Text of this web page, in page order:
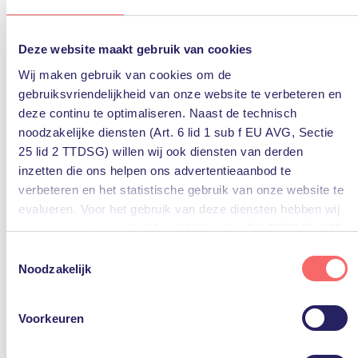
Deze website maakt gebruik van cookies
Wij maken gebruik van cookies om de
gebruiksvriendelijkheid van onze website te verbeteren en
deze continu te optimaliseren. Naast de technisch
noodzakelijke diensten (Art. 6 lid 1 sub f EU AVG, Sectie
25 lid 2 TTDSG) willen wij ook diensten van derden
inzetten die ons helpen ons advertentieaanbod te
verbeteren en het statistische gebruik van onze website te
evalueren. Voor het gebruik van deze diensten hebben wij
uw toestemming nodig (Art. 6 lid 1 sub a EU-DSGVO, §25
U kunt deze toestemming eenvoudig geven door op “Alles
accepteren” te klikken. Indien u hiermee niet akkoord gaat,
kunt u het gebruik van niet-essentiële diensten
Noodzakelijk
Voorkeuren
we...Lees verder
nutanix
nutanix
1 oktober 2021